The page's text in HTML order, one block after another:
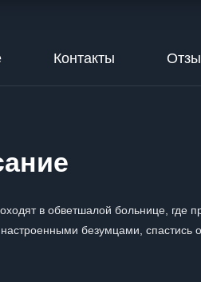
Контакты
в обветшалой больнице, где
безумцами, спастись